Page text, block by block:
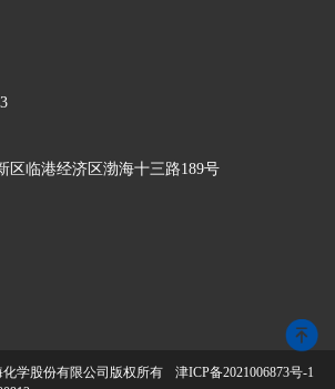
区临港经济区渤海十三路189号
化学股份有限公司版权所有
津ICP备2021006873号-1